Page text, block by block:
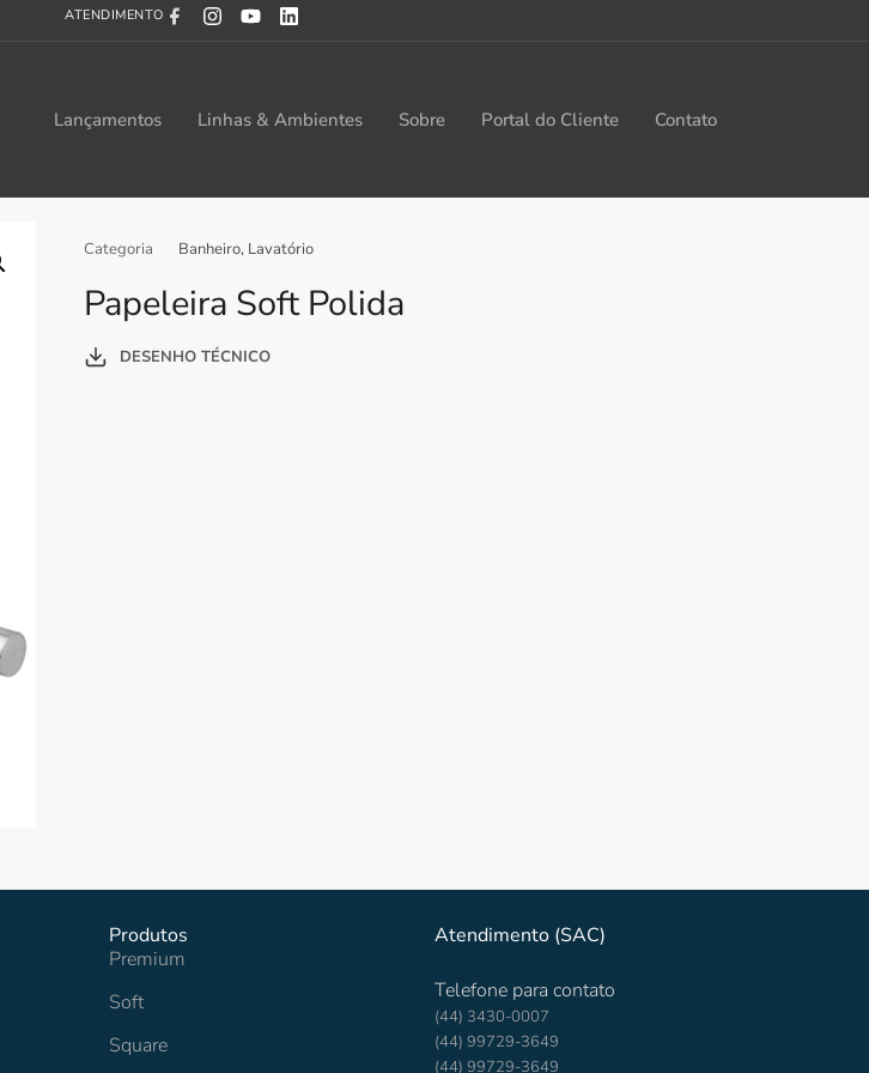
ATENDIMENTO
Lançamentos Linhas & Ambientes Sobre Portal do Cliente Contato
Categoria Banheiro, Lavatório
Papeleira Soft Polida
DESENHO TÉCNICO
Produtos
Premium
Soft
Square
Atendimento (SAC)
Telefone para contato
(44) 3430-0007
(44) 99729-3649
(44) 99729-3649